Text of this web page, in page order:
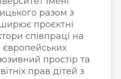
разом з
проєктні
співпраці на
європейських
простір та
прав дітей з